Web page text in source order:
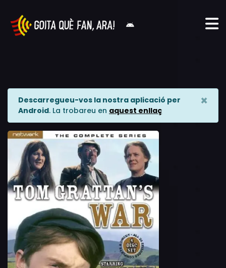
Descarregueu-vos la nostra aplicació per
Android. La trobareu en aquest enllaç
×